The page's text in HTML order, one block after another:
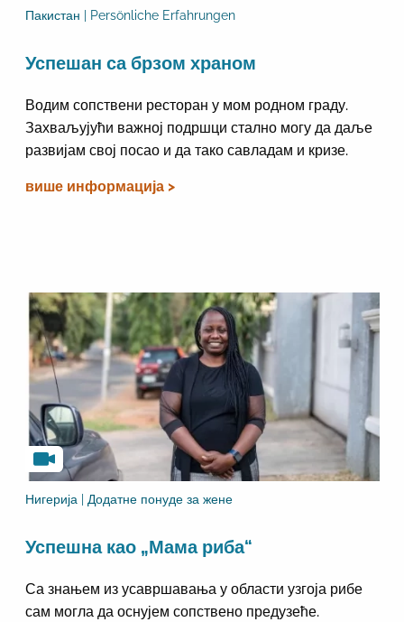
Пакистан | Persönliche Erfahrungen
Успешан са брзом храном
Водим сопствени ресторан у мом родном граду.
Захваљујући важној подршци стално могу да даље
развијам свој посао и да тако савладам и кризе.
више информација >
Нигерија | Додатне понуде за жене
Успешна као „Мама риба“
Са знањем из усавршавања у области узгоја рибе
сам могла да оснујем сопствено предузеће.